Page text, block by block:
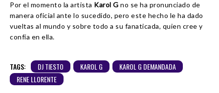
Por el momento la artista Karol G no se ha pronunciado de
manera oficial ante lo sucedido, pero este hecho le ha dado
vueltas al mundo y sobre todo a su fanaticada, quien cree y
confía en ella.
TAGS: DJ TIESTO KAROL G
KAROL G DEMANDADA
RENE LLORENTE